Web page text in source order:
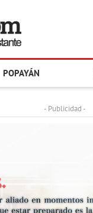
POPAYÁN
- Publicidad -